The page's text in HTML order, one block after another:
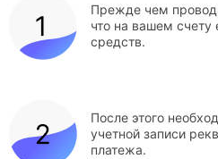
Прежде чем
что на вашем
средств.
После этого
учетной записи
платежа.